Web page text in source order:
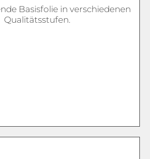
Basisfolie in verschiedenen
Qualitätsstufen.